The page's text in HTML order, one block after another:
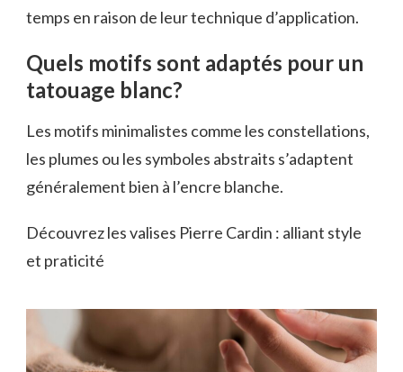
temps en raison de leur technique d’application.
Quels motifs sont adaptés pour un
tatouage blanc?
Les motifs minimalistes comme les constellations,
les plumes ou les symboles abstraits s’adaptent
généralement bien à l’encre blanche.
Découvrez les valises Pierre Cardin : alliant style
et praticité